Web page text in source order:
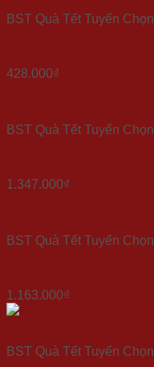
BST Quà Tết Tuyển Chọn
428.000₫
BST Quà Tết Tuyển Chọn
1.347.000₫
BST Quà Tết Tuyển Chọn
1.163.000₫
BST Quà Tết Tuyển Chọn